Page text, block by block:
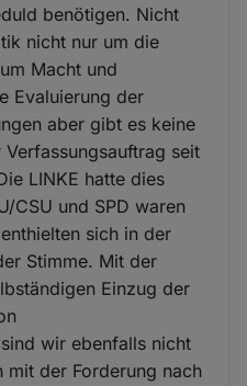
benötigen. Nicht
nicht nur um die
Macht und
Evaluierung der
aber gibt es keine
seit
LINKE hatte dies
CSU und SPD waren
sich in der
Stimme. Mit der
Einzug der
wir ebenfalls nicht
mit der Forderung nach